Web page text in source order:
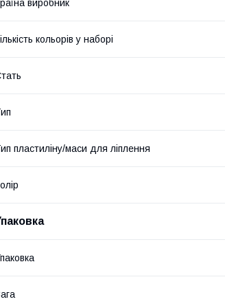
виробник
кольорів у наборі
пластиліну/маси для ліплення